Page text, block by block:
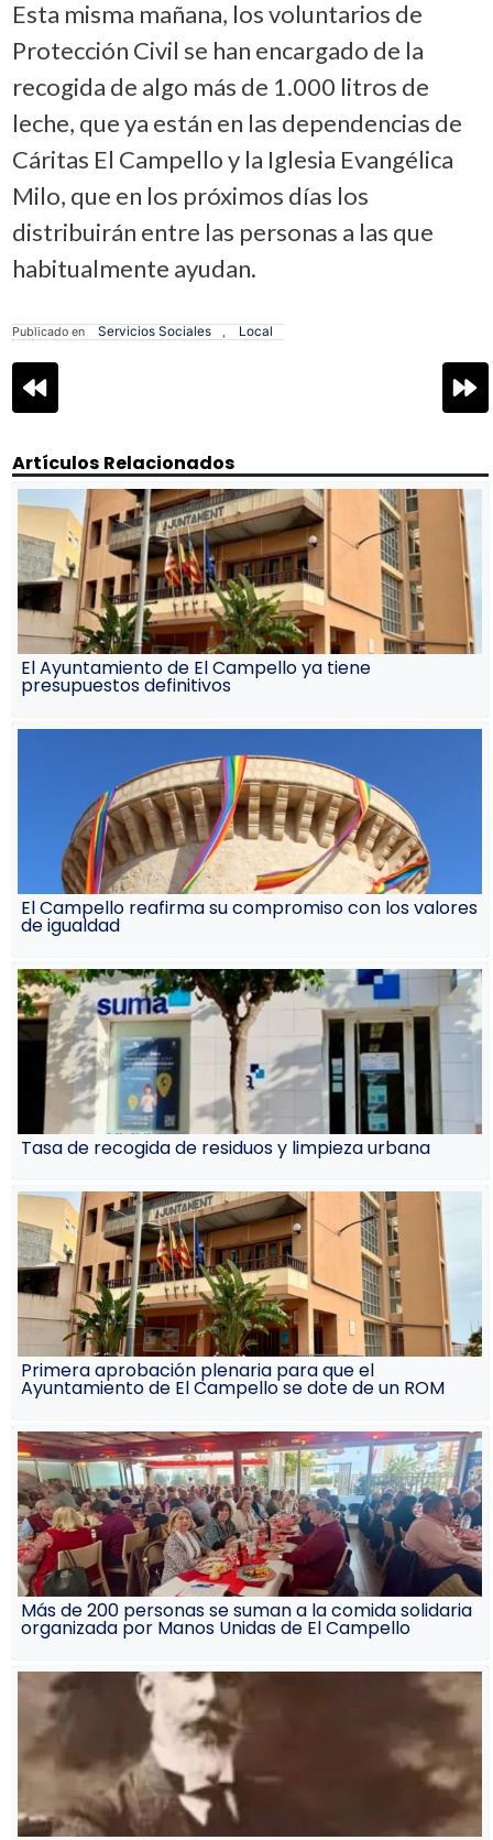
Esta misma mañana, los voluntarios de
Protección Civil se han encargado de la
recogida de algo más de 1.000 litros de
leche, que ya están en las dependencias de
Cáritas El Campello y la Iglesia Evangélica
Milo, que en los próximos días los
distribuirán entre las personas a las que
habitualmente ayudan.
Publicado en Servicios Sociales , Local
Navegación
de
Artículos Relacionados
El Ayuntamiento de El Campello ya tiene
presupuestos definitivos
El Campello reafirma su compromiso con los valores
de igualdad
Tasa de recogida de residuos y limpieza urbana
Primera aprobación plenaria para que el
Ayuntamiento de El Campello se dote de un ROM
Más de 200 personas se suman a la comida solidaria
organizada por Manos Unidas de El Campello